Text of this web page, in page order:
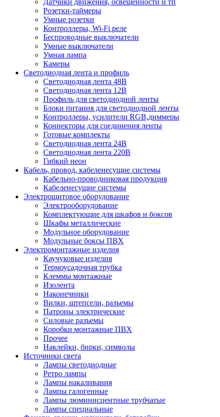
Датчики движения, освещенности и тп
Розетки-таймеры
Умные розетки
Контроллеры, Wi-Fi реле
Беспроводные выключатели
Умные выключатели
Умная лампа
Камеры
Светодиодная лента и профиль
Светодиодная лента 48В
Светодиодная лента 12В
Профиль для светодиодной ленты
Блоки питания для светодиодной ленты
Контроллеры, усилители RGB,диммеры
Коннекторы для соединения ленты
Готовые комплекты
Светодиодная лента 24В
Светодиодная лента 220В
Гибкий неон
Кабель, провод, кабеленесущие системы
Кабельно-проводниковая продукция
Кабеленесущие системы
Электрощитовое оборудование
Электрооборудование
Комплектующие для шкафов и боксов
Шкафы металлические
Модульное оборудование
Модульные боксы ПВХ
Электромонтажные изделия
Каучуковые изделия
Термоусадочная трубка
Клеммы монтажные
Изолента
Наконечники
Вилки, штепсели, разъемы
Патроны электрические
Силовые разъемы
Коробки монтажные ПВХ
Прочее
Наклейки, бирки, символы
Источники света
Лампы светодиодные
Ретро лампы
Лампы накаливания
Лампы галогенные
Лампы люминисцентные трубчатые
Лампы специальные